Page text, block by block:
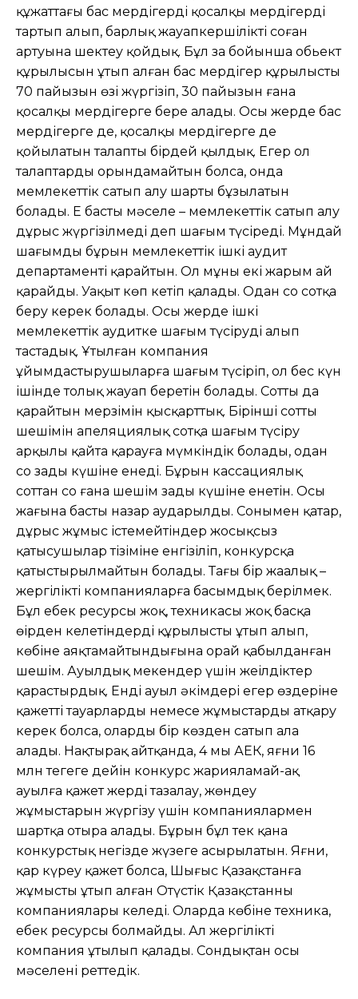
құжаттағы бас мердігердің қосалқы мердігерді
тартып алып, барлық жауапкершілікті соған
артуына шектеу қойдық. Бұл заң бойынша обьект
құрылысын ұтып алған бас мердігер құрылыстың
70 пайызын өзі жүргізіп, 30 пайызын ғана
қосалқы мердігерге бере алады. Осы жерде бас
мердігерге де, қосалқы мердігерге де
қойылатын талапты бірдей қылдық. Егер ол
талаптарды орындамайтын болса, онда
мемлекеттік сатып алу шарты бұзылатын
болады. Ең басты мəселе – мемлекеттік сатып алу
дұрыс жүргізілмеді деп шағым түсіреді. Мұндай
шағымды бұрын мемлекеттік ішкі аудит
департаменті қарайтын. Ол мұны екі жарым ай
қарайды. Уақыт көп кетіп қалады. Одан соң сотқа
беру керек болады. Осы жерде ішкі
мемлекеттік аудитке шағым түсіруді алып
тастадық. Ұтылған компания
ұйымдастырушыларға шағым түсіріп, ол бес күн
ішінде толық жауап беретін болады. Соттың да
қарайтын мерзімін қысқарттық. Бірінші соттың
шешімін апеляциялық сотқа шағым түсіру
арқылы қайта қарауға мүмкіндік болады, одан
соң заңды күшіне енеді. Бұрын кассациялық
соттан соң ғана шешім заңды күшіне енетін. Осы
жағына басты назар аударылды. Сонымен қатар,
дұрыс жұмыс істемейтіндер жосықсыз
қатысушылар тізіміне енгізіліп, конкурсқа
қатыстырылмайтын болады. Тағы бір жаңалық –
жергілікті компанияларға басымдық берілмек.
Бұл еңбек ресурсы жоқ, техникасы жоқ басқа
өңірден келетіндердің құрылысты ұтып алып,
көбіне аяқтамайтындығына орай қабылданған
шешім. Ауылдық мекендер үшін жеңілдіктер
қарастырдық. Енді ауыл əкімдері егер өздеріне
қажетті тауарларды немесе жұмыстарды атқару
керек болса, оларды бір көзден сатып ала
алады. Нақтырақ айтқанда, 4 мың АЕК, яғни 16
млн теңгеге дейін конкурс жарияламай-ақ
ауылға қажет жерді тазалау, жөндеу
жұмыстарын жүргізу үшін компаниялармен
шартқа отыра алады. Бұрын бұл тек қана
конкурстық негізде жүзеге асырылатын. Яғни,
қар күреу қажет болса, Шығыс Қазақстанға
жұмысты ұтып алған Оңтүстік Қазақстанның
компаниялары келеді. Оларда көбіне техника,
еңбек ресурсы болмайды. Ал жергілікті
компания ұтылып қалады. Сондықтан осы
мəселені реттедік.